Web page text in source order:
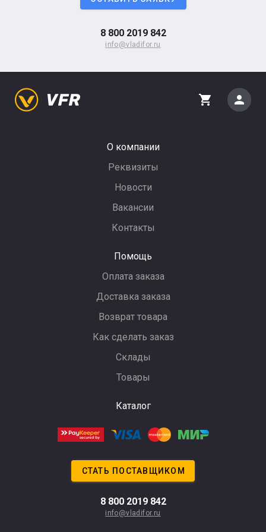
8 800 2019 842
info@vladifor.ru
О компании
Реквизиты
Новости
Вакансии
Контакты
Помощь
Оплата заказа
Доставка заказа
Возврат товара
Как сделать заказ
Склады
Товары
Каталог
shopping_cart person
СТАТЬ ПОСТАВЩИКОМ
8 800 2019 842
info@vladifor.ru